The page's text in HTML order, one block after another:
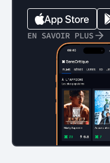
EN SAVOIR PLUS